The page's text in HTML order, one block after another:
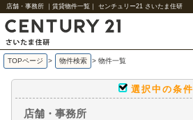
店舗・事務所 ｜賃貸物件一覧｜ センチュリー21 さいたま住研
TOPページ > 物件検索 > 物件一覧
選択中の条件
店舗・事務所